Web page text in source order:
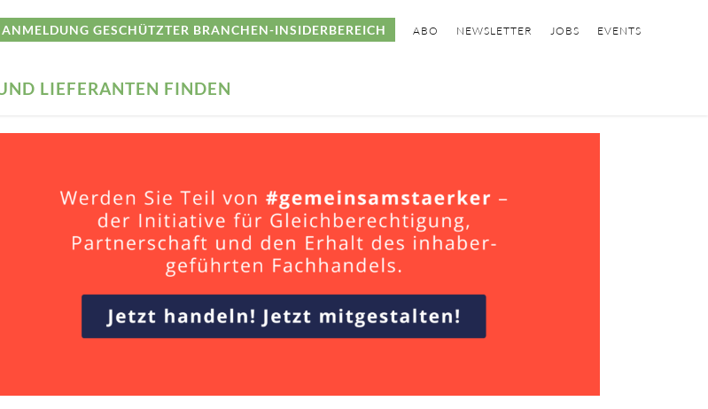
GESCHÜTZTER BRANCHEN-INSIDERBEREICH ABO NEWSLETTER JOBS EVENTS
LIEFERANTEN FINDEN